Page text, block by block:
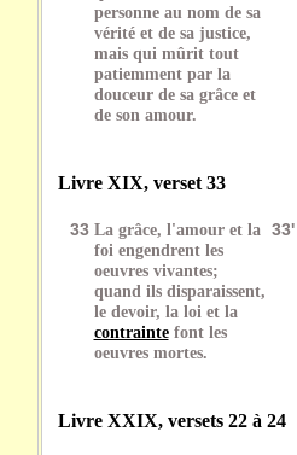
personne au nom de sa
vérité et de sa justice,
mais qui mûrit tout
patiemment par la
douceur de sa grâce et
de son amour.
Livre XIX, verset 33
33 La grâce, l'amour et la
foi engendrent les
oeuvres vivantes;
quand ils disparaissent,
le devoir, la loi et la
contraintefont les
oeuvres mortes.
33'
Livre XXIX, versets 22 à 24